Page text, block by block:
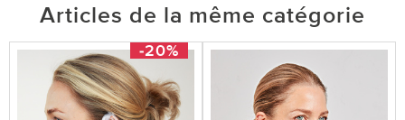
Articles de la même catégorie
-20%